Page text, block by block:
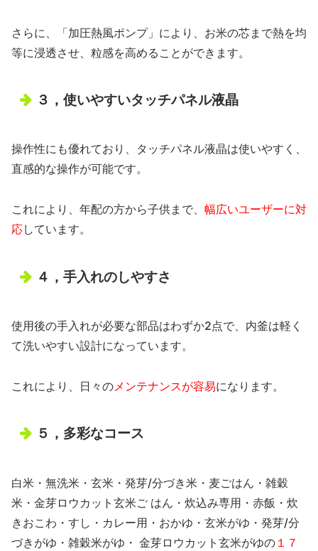
さらに、「加圧熱風ポンプ」により、お米の芯まで熱を均
等に浸透させ、粒感を高めることができます。
３，使いやすいタッチパネル液晶
操作性にも優れており、タッチパネル液晶は使いやすく、
直感的な操作が可能です。
これにより、年配の方から子供まで、 幅広いユーザーに対
応しています。
４，手入れのしやすさ
使用後の手入れが必要な部品はわずか2点で、内釜は軽く
て洗いやすい設計になっています。
これにより、日々の メンテナンスが容易になります。
５，多彩なコース
白米・無洗米・玄米・発芽/分づき米・麦ごはん・雑穀
米・金芽ロウカット玄米ご はん・炊込み専用・赤飯・炊
きおこわ・すし・カレー用・おかゆ・玄米がゆ・発芽/分
づきがゆ・雑穀米がゆ・ 金芽ロウカット玄米がゆの １７